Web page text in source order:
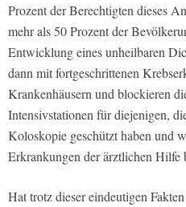
Prozent der Berechtigten dieses
mehr als 50 Prozent der
Entwicklung eines unheilbaren
dann mit fortgeschrittenen
Krankenhäusern und blockieren
Intensivstationen für diejenigen,
Koloskopie geschützt haben und
Erkrankungen der ärztlichen Hilfe
Hat trotz dieser eindeutigen